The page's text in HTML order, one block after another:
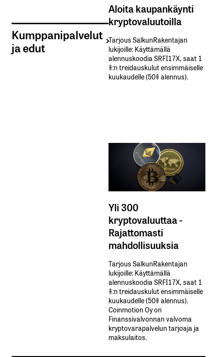
Kumppanipalvelut
ja edut
Aloita kaupankäynti
kryptovaluutoilla
Tarjous SalkunRakentajan
lukijoille: Käyttämällä​ ​
alennuskoodia​ ​SRFI17X,​ ​saat​ ​1
%:n treidauskulut​ ​ensimmäiselle​ ​
kuukaudelle​ ​(50%​ ​alennus).
Yli 300
kryptovaluuttaa -
Rajattomasti
mahdollisuuksia
Tarjous SalkunRakentajan
lukijoille: Käyttämällä​ ​
alennuskoodia​ ​SRFI17X,​ ​saat​ ​1
%:n treidauskulut​ ​ensimmäiselle​ ​
kuukaudelle​ ​(50%​ ​alennus).
Coinmotion Oy on
Finanssivalvonnan valvoma
kryptovarapalvelun tarjoaja ja
maksulaitos.